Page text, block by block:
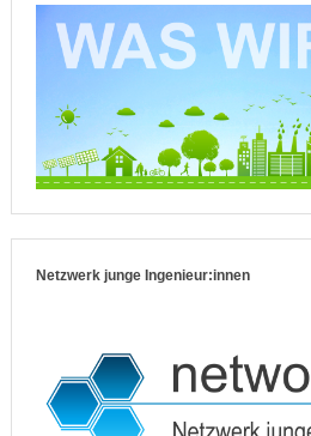
Netzwerk junge Ingenieur:innen